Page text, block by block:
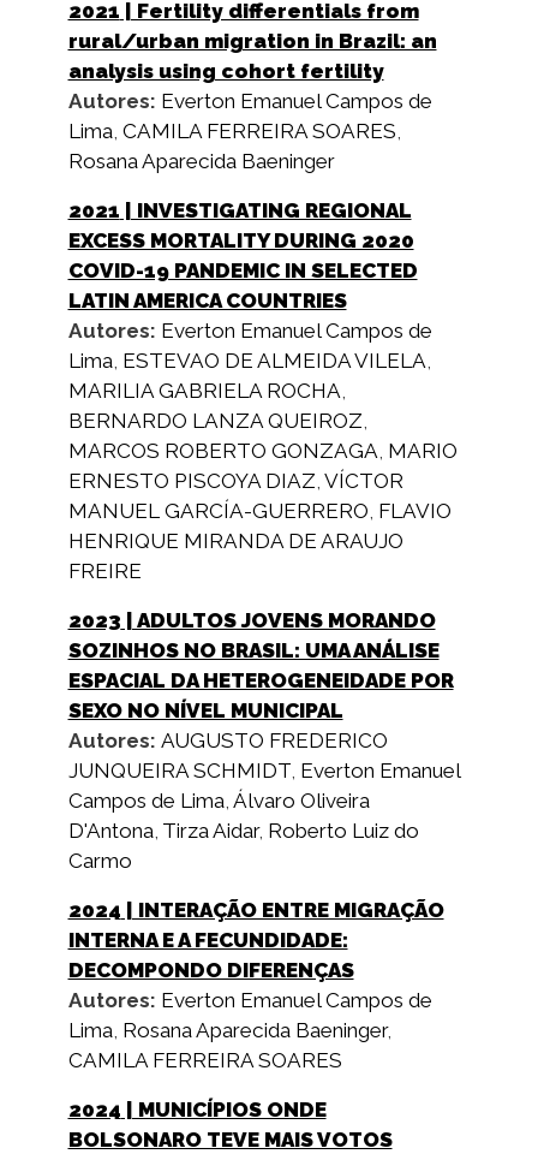
2021 | Fertility differentials from
rural/urban migration in Brazil: an
analysis using cohort fertility
Autores: Everton Emanuel Campos de
Lima, CAMILA FERREIRA SOARES,
Rosana Aparecida Baeninger
2021 | INVESTIGATING REGIONAL
EXCESS MORTALITY DURING 2020
COVID-19 PANDEMIC IN SELECTED
LATIN AMERICA COUNTRIES
Autores: Everton Emanuel Campos de
Lima, ESTEVAO DE ALMEIDA VILELA,
MARILIA GABRIELA ROCHA,
BERNARDO LANZA QUEIROZ,
MARCOS ROBERTO GONZAGA, MARIO
ERNESTO PISCOYA DIAZ, VÍCTOR
MANUEL GARCÍA-GUERRERO, FLAVIO
HENRIQUE MIRANDA DE ARAUJO
FREIRE
2023 | ADULTOS JOVENS MORANDO
SOZINHOS NO BRASIL: UMA ANÁLISE
ESPACIAL DA HETEROGENEIDADE POR
SEXO NO NÍVEL MUNICIPAL
Autores: AUGUSTO FREDERICO
JUNQUEIRA SCHMIDT, Everton Emanuel
Campos de Lima, Álvaro Oliveira
D'Antona, Tirza Aidar, Roberto Luiz do
Carmo
2024 | INTERAÇÃO ENTRE MIGRAÇÃO
INTERNA E A FECUNDIDADE:
DECOMPONDO DIFERENÇAS
Autores: Everton Emanuel Campos de
Lima, Rosana Aparecida Baeninger,
CAMILA FERREIRA SOARES
2024 | MUNICÍPIOS ONDE
BOLSONARO TEVE MAIS VOTOS